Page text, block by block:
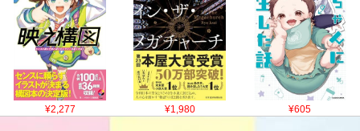
¥2,277 ¥1,980 ¥605